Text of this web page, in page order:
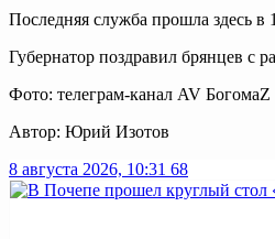
Последняя служба прошла здесь в
Губернатор поздравил брянцев с
Фото: телеграм-канал AV БогомаZ
Автор: Юрий Изотов
8 августа 2026, 10:31 68